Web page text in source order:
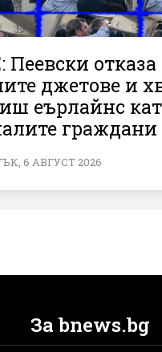
Пеевски отказа
джетове и
еърлайнс
граждани
6 АВГУСТ 2026
За bnews.bg